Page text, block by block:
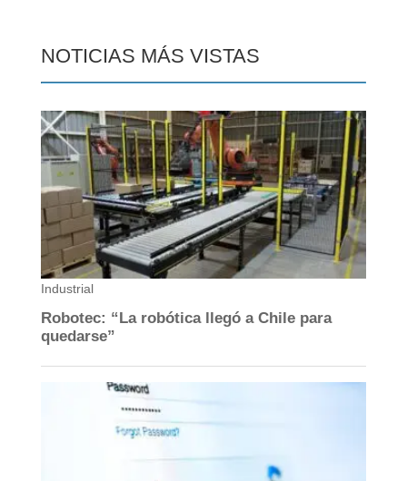
NOTICIAS MÁS VISTAS